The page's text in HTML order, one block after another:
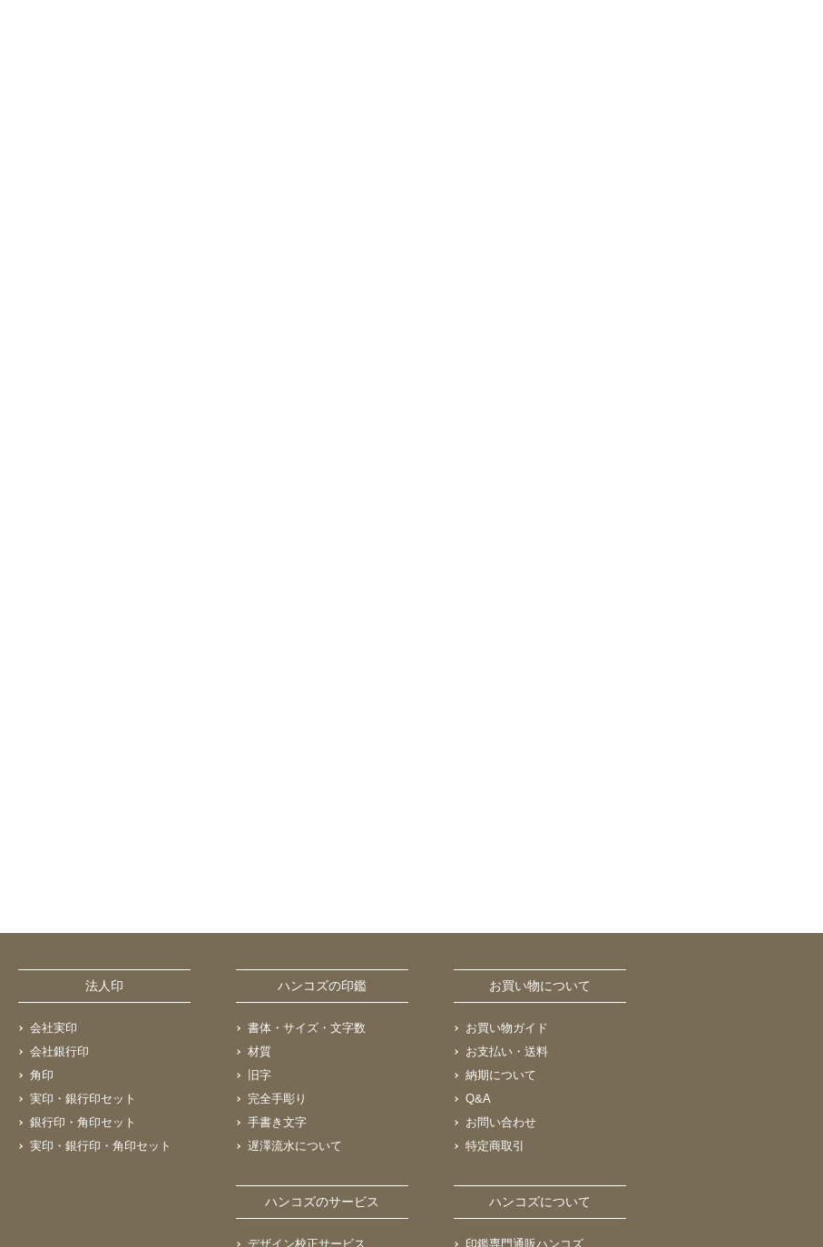
法人印
会社実印
会社銀行印
角印
実印・銀行印セット
銀行印・角印セット
実印・銀行印・角印セット
ハンコズの印鑑
書体・サイズ・文字数
材質
旧字
完全手彫り
手書き文字
遅澤流水について
お買い物について
お買い物ガイド
お支払い・送料
納期について
Q&A
お問い合わせ
特定商取引
ハンコズのサービス
デザイン校正サービス
ハンコズについて
印鑑専門通販ハンコズ